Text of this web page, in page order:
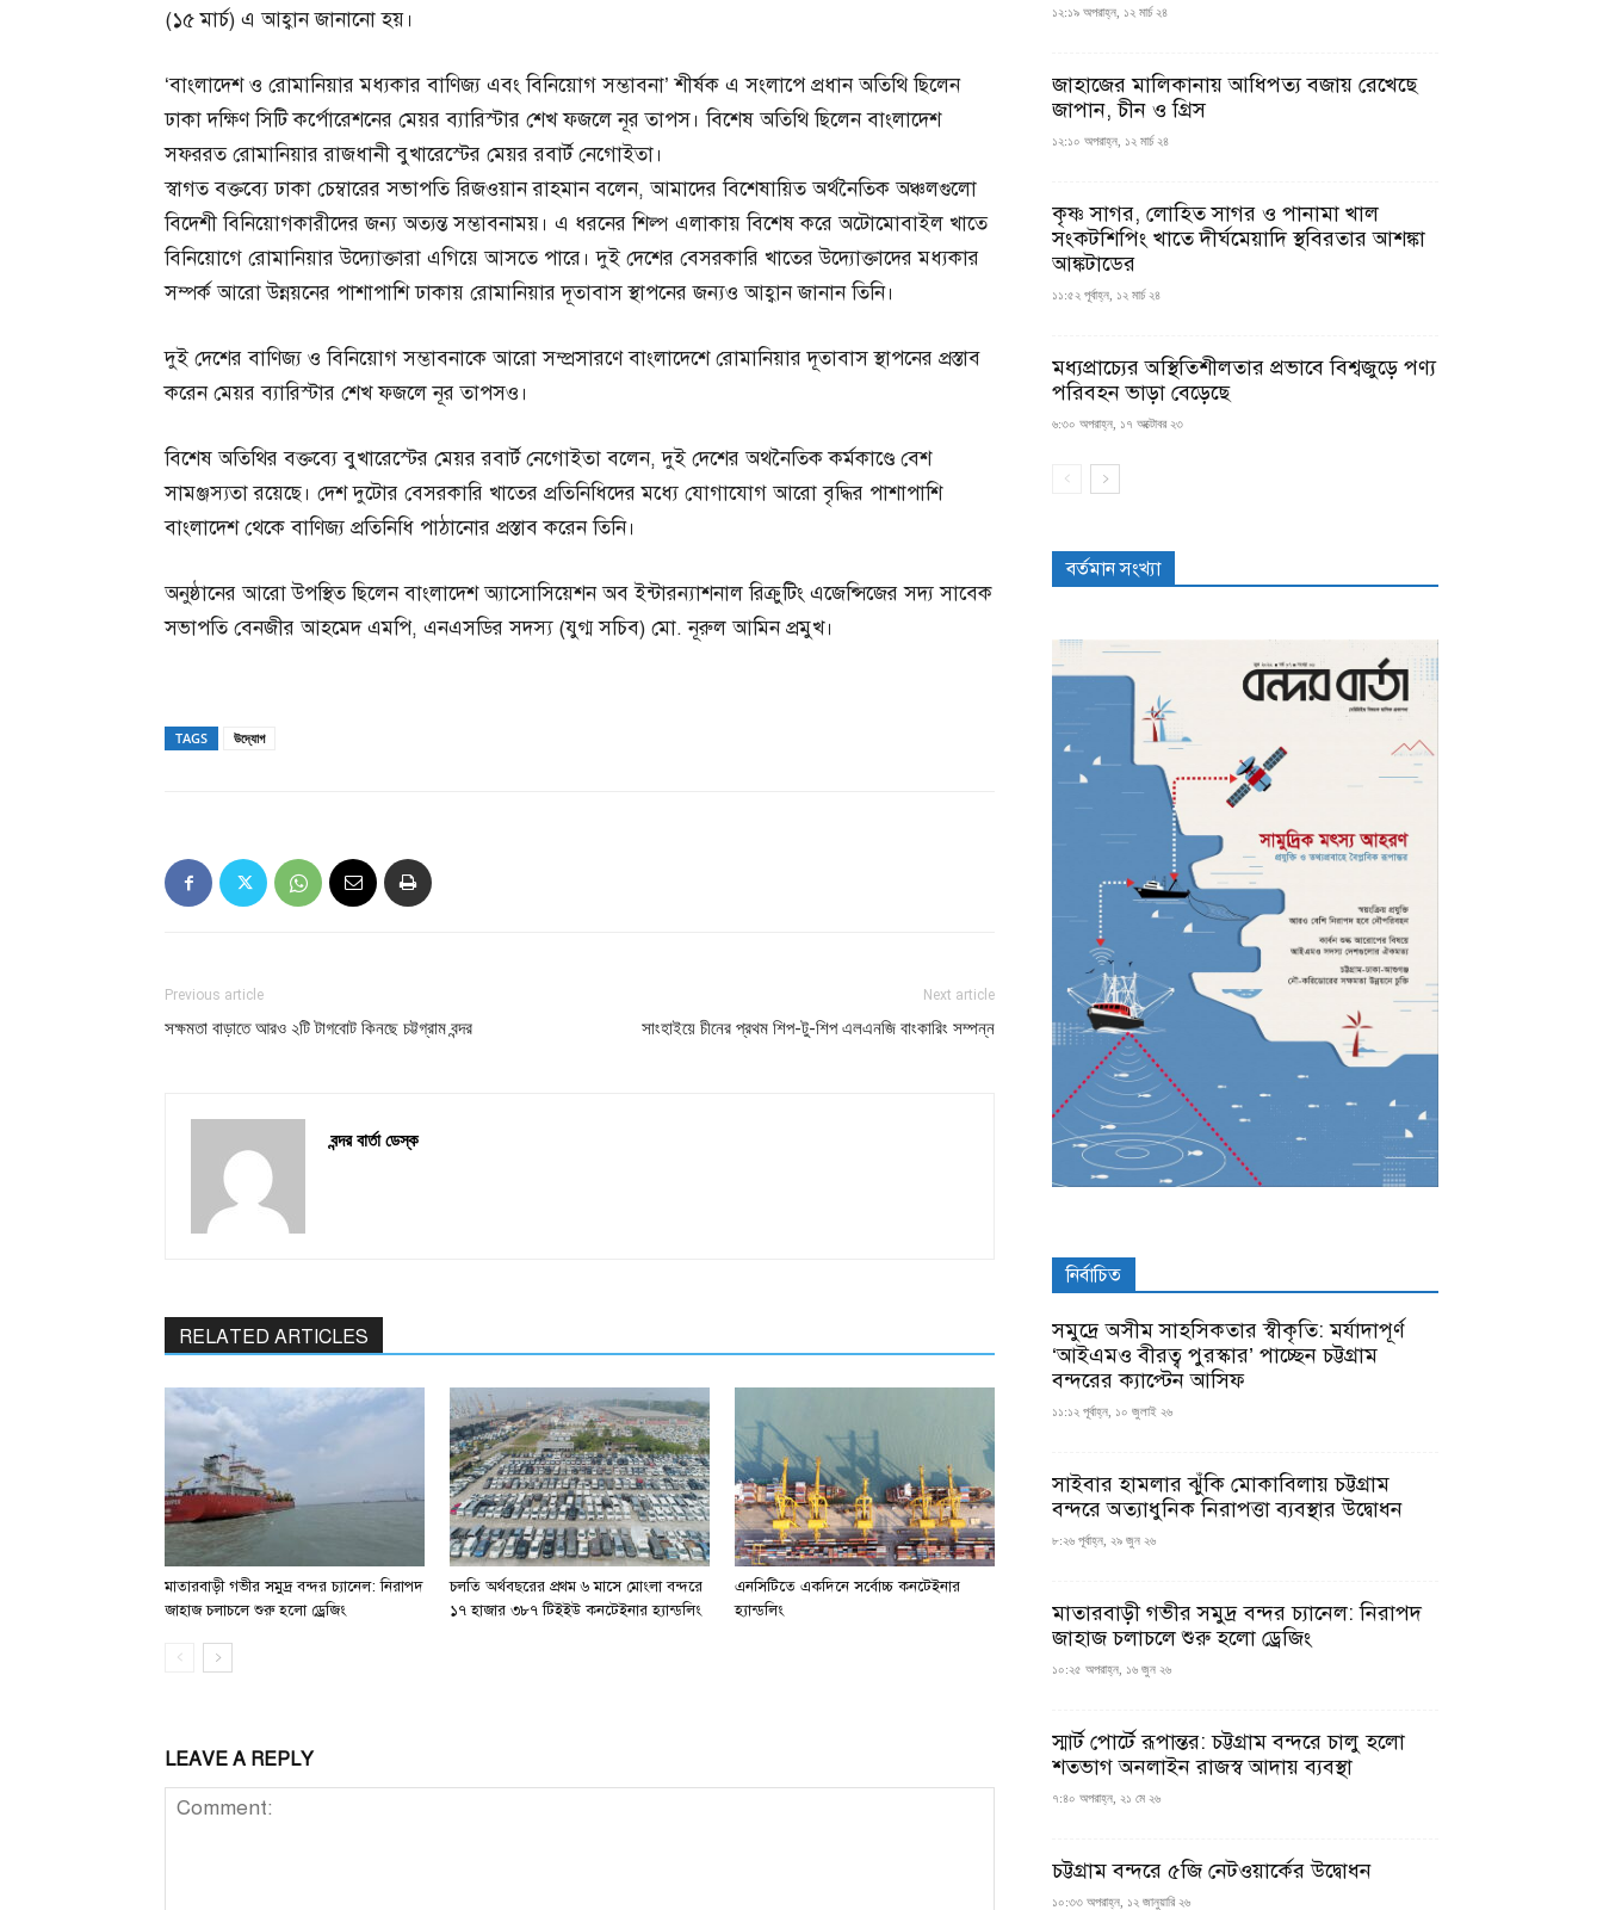
(১৫ মার্চ) এ আহ্বান জানানো হয়।
‘বাংলাদেশ ও রোমানিয়ার মধ্যকার বাণিজ্য এবং বিনিয়োগ সম্ভাবনা’ শীর্ষক এ সংলাপে প্রধান অতিথি ছিলেন
ঢাকা দক্ষিণ সিটি কর্পোরেশনের মেয়র ব্যারিস্টার শেখ ফজলে নূর তাপস। বিশেষ অতিথি ছিলেন বাংলাদেশ
সফররত রোমানিয়ার রাজধানী বুখারেস্টের মেয়র রবার্ট নেগোইতা।
স্বাগত বক্তব্যে ঢাকা চেম্বারের সভাপতি রিজওয়ান রাহমান বলেন, আমাদের বিশেষায়িত অর্থনৈতিক অঞ্চলগুলো
বিদেশী বিনিয়োগকারীদের জন্য অত্যন্ত সম্ভাবনাময়। এ ধরনের শিল্প এলাকায় বিশেষ করে অটোমোবাইল খাতে
বিনিয়োগে রোমানিয়ার উদ্যোক্তারা এগিয়ে আসতে পারে। দুই দেশের বেসরকারি খাতের উদ্যোক্তাদের মধ্যকার
সম্পর্ক আরো উন্নয়নের পাশাপাশি ঢাকায় রোমানিয়ার দূতাবাস স্থাপনের জন্যও আহ্বান জানান তিনি।
দুই দেশের বাণিজ্য ও বিনিয়োগ সম্ভাবনাকে আরো সম্প্রসারণে বাংলাদেশে রোমানিয়ার দূতাবাস স্থাপনের প্রস্তাব
করেন মেয়র ব্যারিস্টার শেখ ফজলে নূর তাপসও।
বিশেষ অতিথির বক্তব্যে বুখারেস্টের মেয়র রবার্ট নেগোইতা বলেন, দুই দেশের অথনৈতিক কর্মকাণ্ডে বেশ
সামঞ্জস্যতা রয়েছে। দেশ দুটোর বেসরকারি খাতের প্রতিনিধিদের মধ্যে যোগাযোগ আরো বৃদ্ধির পাশাপাশি
বাংলাদেশ থেকে বাণিজ্য প্রতিনিধি পাঠানোর প্রস্তাব করেন তিনি।
অনুষ্ঠানের আরো উপস্থিত ছিলেন বাংলাদেশ অ্যাসোসিয়েশন অব ইন্টারন্যাশনাল রিক্রুটিং এজেন্সিজের সদ্য সাবেক
সভাপতি বেনজীর আহমেদ এমপি, এনএসডির সদস্য (যুগ্ম সচিব) মো. নূরুল আমিন প্রমুখ।
TAGS উদ্যোগ
Previous article
সক্ষমতা বাড়াতে আরও ২টি টাগবোট কিনছে চট্টগ্রাম বন্দর
Next article
সাংহাইয়ে চীনের প্রথম শিপ-টু-শিপ এলএনজি বাংকারিং সম্পন্ন
বন্দর বার্তা ডেস্ক
RELATED ARTICLES
মাতারবাড়ী গভীর সমুদ্র বন্দর চ্যানেল: নিরাপদ
জাহাজ চলাচলে শুরু হলো ড্রেজিং
চলতি অর্থবছরের প্রথম ৬ মাসে মোংলা বন্দরে
১৭ হাজার ৩৮৭ টিইইউ কনটেইনার হ্যান্ডলিং
এনসিটিতে একদিনে সর্বোচ্চ কনটেইনার
হ্যান্ডলিং
LEAVE A REPLY
১২:১৯ অপরাহ্ন, ১২ মার্চ ২৪
জাহাজের মালিকানায় আধিপত্য বজায় রেখেছে
জাপান, চীন ও গ্রিস
১২:১০ অপরাহ্ন, ১২ মার্চ ২৪
কৃষ্ণ সাগর, লোহিত সাগর ও পানামা খাল
সংকটশিপিং খাতে দীর্ঘমেয়াদি স্থবিরতার আশঙ্কা
আঙ্কটাডের
১১:৫২ পূর্বাহ্ন, ১২ মার্চ ২৪
মধ্যপ্রাচ্যের অস্থিতিশীলতার প্রভাবে বিশ্বজুড়ে পণ্য
পরিবহন ভাড়া বেড়েছে
৬:৩০ অপরাহ্ন, ১৭ অক্টোবর ২৩
বর্তমান সংখ্যা
নির্বাচিত
সমুদ্রে অসীম সাহসিকতার স্বীকৃতি: মর্যাদাপূর্ণ
‘আইএমও বীরত্ব পুরস্কার’ পাচ্ছেন চট্টগ্রাম
বন্দরের ক্যাপ্টেন আসিফ
১১:১২ পূর্বাহ্ন, ১০ জুলাই ২৬
সাইবার হামলার ঝুঁকি মোকাবিলায় চট্টগ্রাম
বন্দরে অত্যাধুনিক নিরাপত্তা ব্যবস্থার উদ্বোধন
৮:২৬ পূর্বাহ্ন, ২৯ জুন ২৬
মাতারবাড়ী গভীর সমুদ্র বন্দর চ্যানেল: নিরাপদ
জাহাজ চলাচলে শুরু হলো ড্রেজিং
১০:২৫ অপরাহ্ন, ১৬ জুন ২৬
স্মার্ট পোর্টে রূপান্তর: চট্টগ্রাম বন্দরে চালু হলো
শতভাগ অনলাইন রাজস্ব আদায় ব্যবস্থা
৭:৪০ অপরাহ্ন, ২১ মে ২৬
চট্টগ্রাম বন্দরে ৫জি নেটওয়ার্কের উদ্বোধন
১০:৩৩ অপরাহ্ন, ১২ জানুয়ারি ২৬